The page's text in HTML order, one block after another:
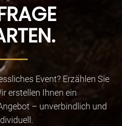
Event? Erzählen Sie
erstellen Ihnen ein
– unverbindlich und